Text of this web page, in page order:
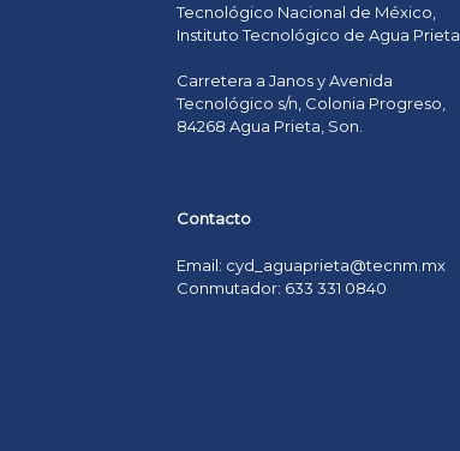
Tecnológico Nacional de México,
Instituto Tecnológico de Agua Prieta
Carretera a Janos y Avenida
Tecnológico s/n, Colonia Progreso,
84268 Agua Prieta, Son.
Contacto
Email: cyd_aguaprieta@tecnm.mx
Conmutador: 633 331 0840